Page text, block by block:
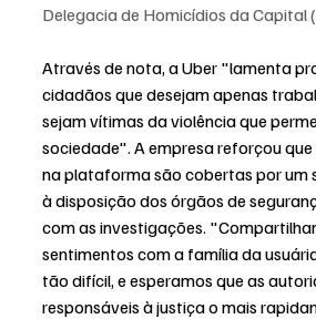
Delegacia de Homicídios da Capital
Através de nota, a Uber "lamenta
cidadãos que desejam apenas
sejam vítimas da violência que
sociedade". A empresa reforçou
na plataforma são cobertas por um
à disposição dos órgãos de
com as investigações.
sentimentos com a família da
tão difícil, e esperamos que as
responsáveis à justiça o mais